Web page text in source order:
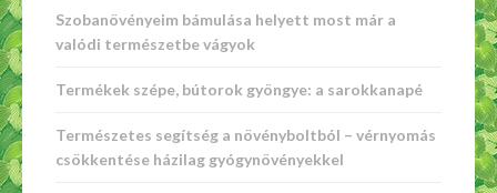
Szobanövényeim bámulása helyett most már a
valódi természetbe vágyok
Termékek szépe, bútorok gyöngye: a sarokkanapé
Természetes segítség a növényboltból – vérnyomás
csökkentése házilag gyógynövényekkel